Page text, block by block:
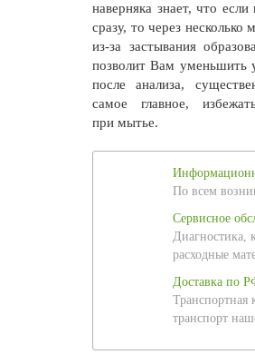
наверняка знает, что
сразу, то через
из-за застывания
позволит Вам уменьшить
после анализа,
самое главное,
при мытье.
По всем
Сервисное
Диагностика,
расходные
Доставка по
Транспортная
транспорт